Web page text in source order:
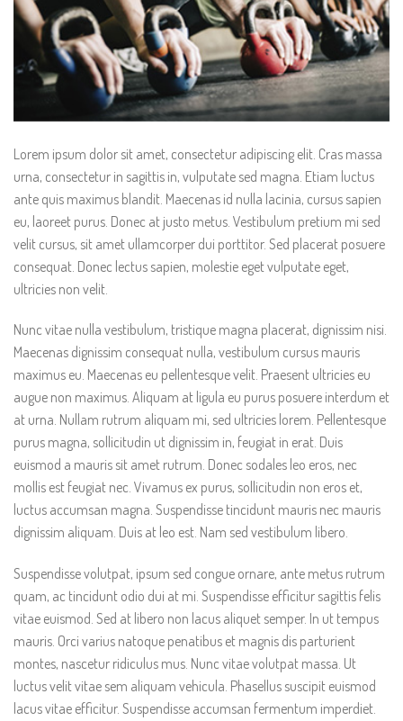
Lorem ipsum dolor sit amet, consectetur adipiscing elit. Cras massa
urna, consectetur in sagittis in, vulputate sed magna. Etiam luctus
ante quis maximus blandit. Maecenas id nulla lacinia, cursus sapien
eu, laoreet purus. Donec at justo metus. Vestibulum pretium mi sed
velit cursus, sit amet ullamcorper dui porttitor. Sed placerat posuere
consequat. Donec lectus sapien, molestie eget vulputate eget,
ultricies non velit.
Nunc vitae nulla vestibulum, tristique magna placerat, dignissim nisi.
Maecenas dignissim consequat nulla, vestibulum cursus mauris
maximus eu. Maecenas eu pellentesque velit. Praesent ultricies eu
augue non maximus. Aliquam at ligula eu purus posuere interdum et
at urna. Nullam rutrum aliquam mi, sed ultricies lorem. Pellentesque
purus magna, sollicitudin ut dignissim in, feugiat in erat. Duis
euismod a mauris sit amet rutrum. Donec sodales leo eros, nec
mollis est feugiat nec. Vivamus ex purus, sollicitudin non eros et,
luctus accumsan magna. Suspendisse tincidunt mauris nec mauris
dignissim aliquam. Duis at leo est. Nam sed vestibulum libero.
Suspendisse volutpat, ipsum sed congue ornare, ante metus rutrum
quam, ac tincidunt odio dui at mi. Suspendisse efficitur sagittis felis
vitae euismod. Sed at libero non lacus aliquet semper. In ut tempus
mauris. Orci varius natoque penatibus et magnis dis parturient
montes, nascetur ridiculus mus. Nunc vitae volutpat massa. Ut
luctus velit vitae sem aliquam vehicula. Phasellus suscipit euismod
lacus vitae efficitur. Suspendisse accumsan fermentum imperdiet.